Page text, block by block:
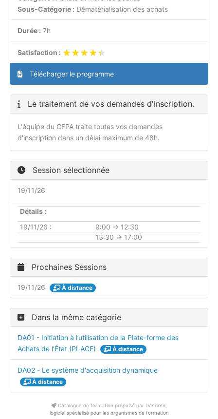
Sous-Catégorie : Dématérialisation des achats
Durée : 7h
Satisfaction : ★★★★★
★★★★★
Télécharger le programme
Le traitement de vos demandes d'inscription.
L'équipe du CFPA traite toutes vos demandes
d'inscription dans un délai maximum de 48h.
Session sélectionnée
19/11/26
Détails :
19/11/26 :
9:00 → 12:30
13:30 → 17:00
Prochaines Sessions
19/11/26 À distance
Dans la même catégorie
DA01 - Initiation à l’utilisation de la Plate-forme des
Achats de l'État (PLACE)
À distance
DA02 - Le système d'acquisition dynamique
À distance
Catalogue de formation propulsé par Dendreo,
logiciel spécialisé pour les organismes de formation